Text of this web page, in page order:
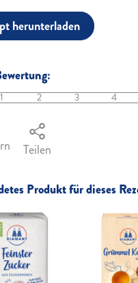
herunterladen
1 2 3 4
Teilen
Produkt für dieses